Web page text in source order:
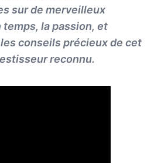
sur de merveilleux
la passion, et
conseils précieux de cet
reconnu.